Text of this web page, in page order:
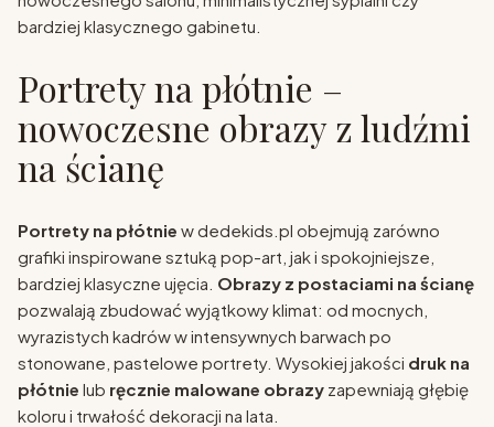
bardziej klasycznego gabinetu.
Portrety na płótnie –
nowoczesne obrazy z ludźmi
na ścianę
Portrety na płótnie w dedekids.pl obejmują zarówno
grafiki inspirowane sztuką pop-art, jak i spokojniejsze,
bardziej klasyczne ujęcia. Obrazy z postaciami na ścianę
pozwalają zbudować wyjątkowy klimat: od mocnych,
wyrazistych kadrów w intensywnych barwach po
stonowane, pastelowe portrety. Wysokiej jakości druk na
płótnie lub ręcznie malowane obrazy zapewniają głębię
koloru i trwałość dekoracji na lata.